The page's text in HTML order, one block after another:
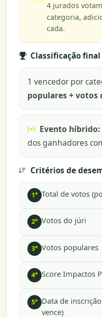
4 jurados
categoria,
cada.
Classificação final
1 vencedor por
populares + votos
Evento híbrido:
dos ganhadores
Critérios de
1° Total de votos
2° Votos do júri
3° Votos populares
4° Score Impactos
5° Data de
vence)